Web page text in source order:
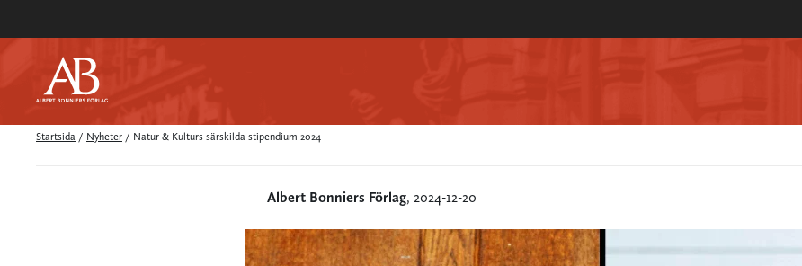
Startsida / Nyheter / Natur & Kulturs särskilda stipendium 2024
Albert Bonniers Förlag, 2024-12-20